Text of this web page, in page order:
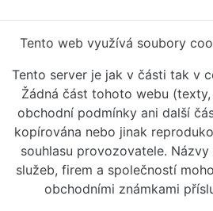
Tento web využívá soubory
Tento server je jak v části tak v
Žádná část tohoto webu
obchodní podmínky ani další
kopírována nebo jinak
souhlasu provozovatele.
služeb, firem a společností
obchodními známkami